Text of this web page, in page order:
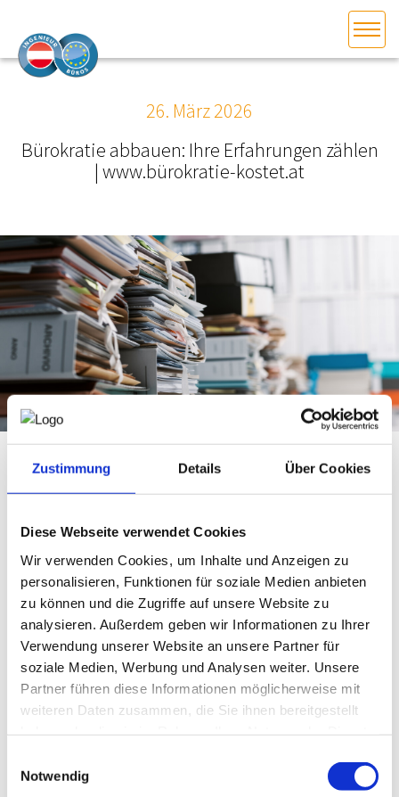
Zustimmung Details Über Cookies
Diese Webseite verwendet Cookies
Wir verwenden Cookies, um Inhalte und Anzeigen zu
personalisieren, Funktionen für soziale Medien anbieten
zu können und die Zugriffe auf unsere Website zu
analysieren. Außerdem geben wir Informationen zu Ihrer
Verwendung unserer Website an unsere Partner für
soziale Medien, Werbung und Analysen weiter. Unsere
Partner führen diese Informationen möglicherweise mit
weiteren Daten zusammen, die Sie ihnen bereitgestellt
Notwendig
DAS INGENIEURBÜRO
INTERESSEN­VERTRETUNG
MITGLIEDER­VERZEICHNIS
SERVICE
KONTAKT
WETTBEWERBE
KAMPAGNE
26. März 2026
Bürokratie abbauen: Ihre Erfahrungen zählen
| www.bürokratie-kostet.at
Bürokratie kostet Zeit, Geld und Wachstum.
Summe im Unternehmensalltag. Die Wirtschaftskammer
Österreich zeigt auf, wie groß die Auswirkungen
bürokratischer Pflichten auf heimische Betriebe sind – und
warum ein konsequenter Bürokratieabbau dringend
notwendig ist.
Ihre Praxis zählt
Für einen wirksamen Bürokratieabbau braucht es konkrete
Beispiele aus der Praxis. Nur so können Belastungen
sichtbar gemacht und gezielt vereinfacht oder abgeschafft
werden.
Bringen Sie Ihre Erfahrungen ein: